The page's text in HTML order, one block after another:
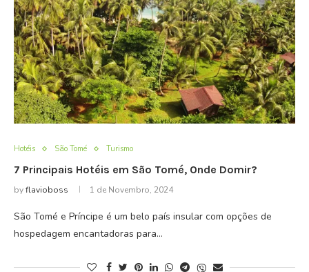
Hotéis São Tomé Turismo
7 Principais Hotéis em São Tomé, Onde Domir?
byflavioboss 1 de Novembro, 2024
São Tomé e Príncipe é um belo país insular com opções de
hospedagem encantadoras para…